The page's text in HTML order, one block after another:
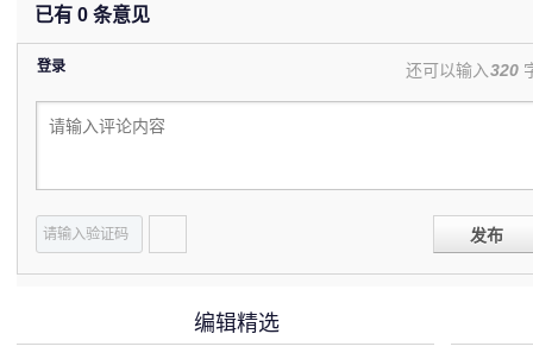
已有 0 条意见
登录 还可以输入320
发布
编辑精选